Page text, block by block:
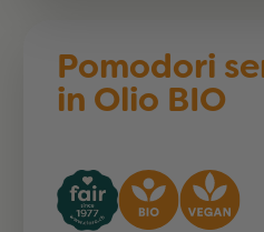
Pomodori
in Olio BIO